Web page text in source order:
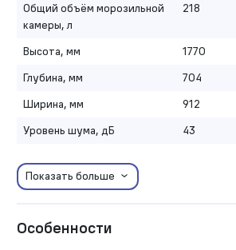
Общий объём морозильной
камеры, л
218
Высота, мм
1770
Глубина, мм
704
Ширина, мм
912
Уровень шума, дБ
43
Показать больше
Особенности